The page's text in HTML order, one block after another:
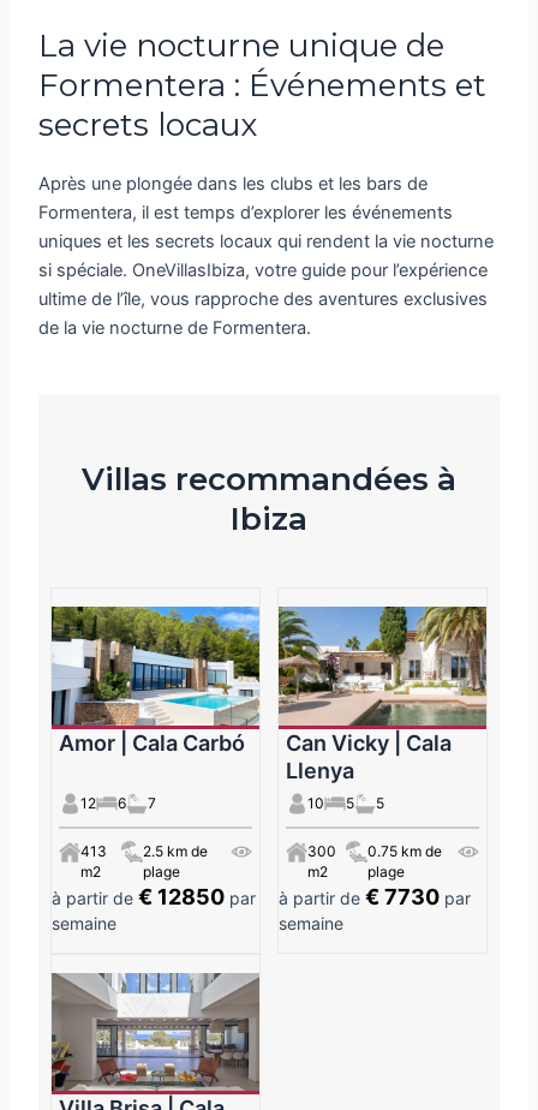
La vie nocturne unique de
Formentera : Événements et
secrets locaux
Après une plongée dans les clubs et les bars de
Formentera, il est temps d’explorer les événements
uniques et les secrets locaux qui rendent la vie nocturne
si spéciale. OneVillasIbiza, votre guide pour l’expérience
ultime de l’île, vous rapproche des aventures exclusives
de la vie nocturne de Formentera.
Villas recommandées à
Ibiza
Amor | Cala Carbó
12 6 7
413
m2
2.5 km de
plage
à partir de€ 12850 par
semaine
Can Vicky | Cala
Llenya
10 5 5
300
m2
0.75 km de
plage
à partir de€ 7730 par
semaine